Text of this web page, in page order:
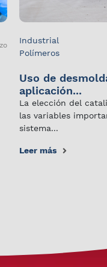
Industrial
Polímeros
Uso de
aplicación...
La elección del
las variables
sistema...
Leer más